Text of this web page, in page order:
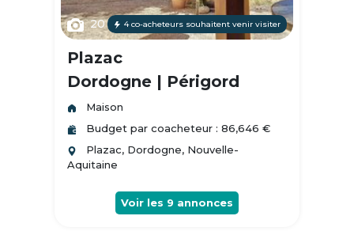
20 4 co-acheteurs souhaitent venir visiter
Plazac
Dordogne | Périgord
Maison
Budget par coacheteur : 86,646 €
Plazac, Dordogne, Nouvelle-
Aquitaine
Voir les 9 annonces